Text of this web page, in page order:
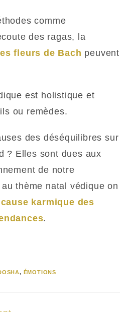
comme
des ragas, la
les fleurs de Bach peuvent
est holistique et
ou remèdes.
des déséquilibres sur
? Elles sont dues aux
de notre
thème natal védique on
cause karmique des
.
, ÉMOTIONS